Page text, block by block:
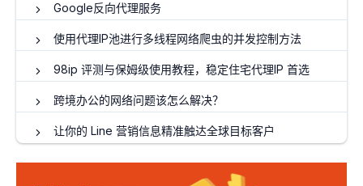
Google反向代理服务
使用代理IP池进行多线程网络爬虫的并发控制方法
98ip 评测与保姆级使用教程，稳定住宅代理IP 首选
跨境办公的网络问题该怎么解决？
让你的 Line 营销信息精准触达全球目标客户